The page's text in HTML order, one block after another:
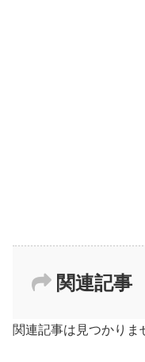
関連記事
関連記事は見つかりま